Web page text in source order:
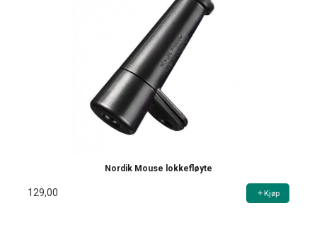
Nordik Mouse lokkefløyte
129,00 Kjøp